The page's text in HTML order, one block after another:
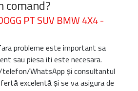
comand?
PT SUV BMW 4X4 -
probleme este important sa
sau piesa iti este necesara.
WhatsApp și consultantul
excelentă și se va asigura de